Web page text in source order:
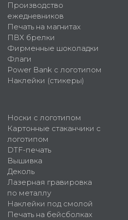
Производство
ежедневников
Печать на магнитах
ПВХ брелки
Фирменные шоколадки
Флаги
Power Bank с логотипом
Наклейки (стикеры)
Носки с логотипом
Картонные стаканчики с
логотипом
DTF-печать
Вышивка
Деколь
Лазерная гравировка
по металлу
Наклейки под смолой
Печать на бейсболках